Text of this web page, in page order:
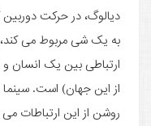
دیالوگ، در حرکت
به یک شی مربوط می کند،
ارتباطی بین یک انسان
از این جهان) است.
روشن از این ارتباطات می